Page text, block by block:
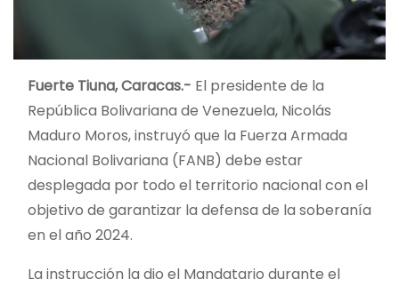
Fuerte Tiuna, Caracas.- El presidente de la
República Bolivariana de Venezuela, Nicolás
Maduro Moros, instruyó que la Fuerza Armada
Nacional Bolivariana (FANB) debe estar
desplegada por todo el territorio nacional con el
objetivo de garantizar la defensa de la soberanía
en el año 2024.
La instrucción la dio el Mandatario durante el